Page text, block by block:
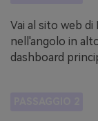
Vai al sito web di
nell'angolo in
dashboard